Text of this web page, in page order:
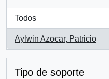
Todos
Aylwin Azocar, Patricio
, 1 resultados
Tipo de soporte